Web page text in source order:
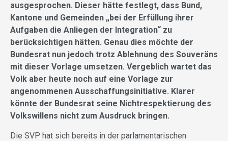
ausgesprochen. Dieser hätte festlegt, dass Bund,
Kantone und Gemeinden „bei der Erfüllung ihrer
Aufgaben die Anliegen der Integration“ zu
berücksichtigen hätten. Genau dies möchte der
Bundesrat nun jedoch trotz Ablehnung des Souveräns
mit dieser Vorlage umsetzen. Vergeblich wartet das
Volk aber heute noch auf eine Vorlage zur
angenommenen Ausschaffungsinitiative. Klarer
könnte der Bundesrat seine Nichtrespektierung des
Volkswillens nicht zum Ausdruck bringen.
Die SVP hat sich bereits in der parlamentarischen